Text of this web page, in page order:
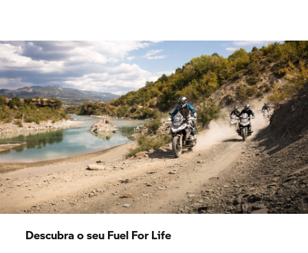
Descubra o seu Fuel For Life